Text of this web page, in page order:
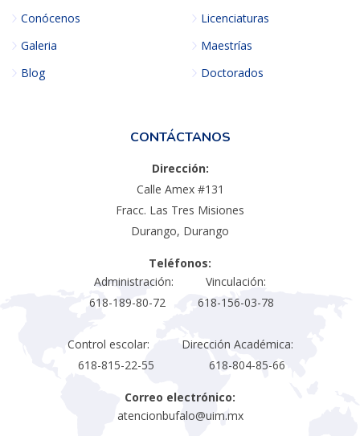
Conócenos
Galeria
Blog
Licenciaturas
Maestrías
Doctorados
CONTÁCTANOS
Dirección:
Calle Amex #131
Fracc. Las Tres Misiones
Durango, Durango
Teléfonos:
Administración: Vinculación:
618-189-80-72 618-156-03-78
Control escolar: Dirección Académica:
618-815-22-55 618-804-85-66
Correo electrónico:
atencionbufalo@uim.mx